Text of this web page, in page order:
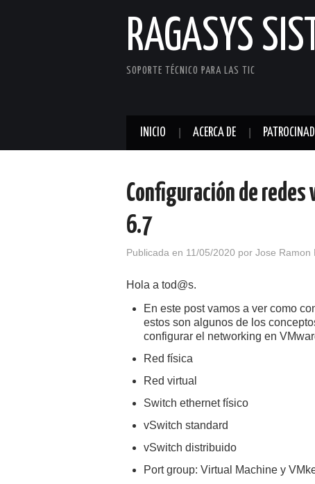
RAGASYS
SOPORTE TÉCNICO PARA LAS TIC
INICIO ACERCA DE
Configuración de redes
6.7
Publicada en 11/05/2020 por Jose Ramon
Hola a tod@s.
En este post vamos a ver como
estos son algunos de los
configurar el networking en
Red física
Red virtual
Switch ethernet físico
vSwitch standard
vSwitch distribuido
Port group: Virtual Machine y